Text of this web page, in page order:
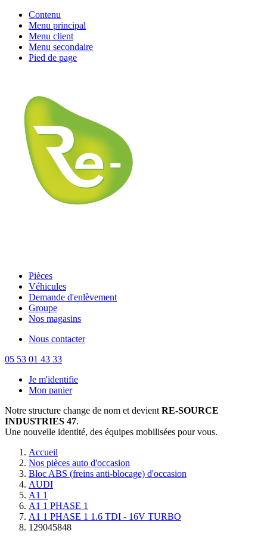
Contenu
Menu principal
Menu client
Menu secondaire
Pied de page
Pièces
Véhicules
Demande d'enlèvement
Groupe
Nos magasins
Nous contacter
05 53 01 43 33
Je m'identifie
Mon panier
Notre structure change de nom et devient RE-SOURCE
INDUSTRIES 47.
Une nouvelle identité, des équipes mobilisées pour vous.
Accueil
Nos pièces auto d'occasion
Bloc ABS (freins anti-blocage) d'occasion
AUDI
A1 1
A1 1 PHASE 1
A1 1 PHASE 1 1.6 TDI - 16V TURBO
129045848